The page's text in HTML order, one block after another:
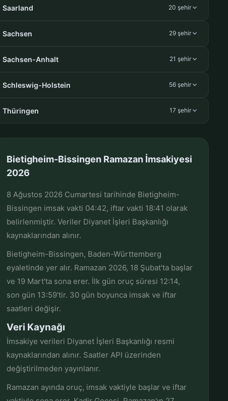
Saarland 20 şehir
Sachsen 29 şehir
Sachsen-Anhalt 21 şehir
Schleswig-Holstein 56 şehir
Thüringen 17 şehir
Bietigheim-Bissingen Ramazan İmsakiyesi
2026
8 Ağustos 2026 Cumartesi tarihinde Bietigheim-
Bissingen imsak vakti 04:42, iftar vakti 18:41 olarak
belirlenmiştir. Veriler Diyanet İşleri Başkanlığı
kaynaklarından alınır.
Bietigheim-Bissingen, Baden-Württemberg
eyaletinde yer alır. Ramazan 2026, 18 Şubat'ta başlar
ve 19 Mart'ta sona erer. İlk gün oruç süresi 12:14,
son gün 13:59'tir. 30 gün boyunca imsak ve iftar
saatleri değişir.
Veri Kaynağı
İmsakiye verileri Diyanet İşleri Başkanlığı resmi
kaynaklarından alınır. Saatler API üzerinden
değiştirilmeden yayınlanır.
Ramazan ayında oruç, imsak vaktiyle başlar ve iftar